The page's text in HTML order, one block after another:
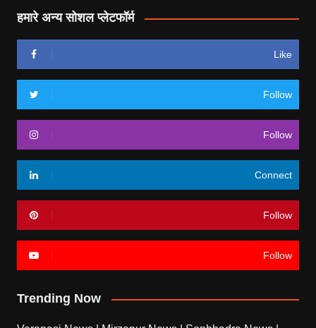
हमारे अन्य सोशल प्लेटफॉर्म
Like
Follow
Follow
Connect
Follow
Follow
Trending Now